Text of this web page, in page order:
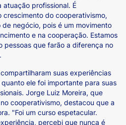
atuação profissional. É
crescimento do cooperativismo,
negócio, pois é um movimento
e na cooperação. Estamos
pessoas que farão a diferença no
suas experiências
ele foi importante para suas
Jorge Luiz Moreira, que
cooperativismo, destacou que a
"Foi um curso espetacular.
percebi que nunca é